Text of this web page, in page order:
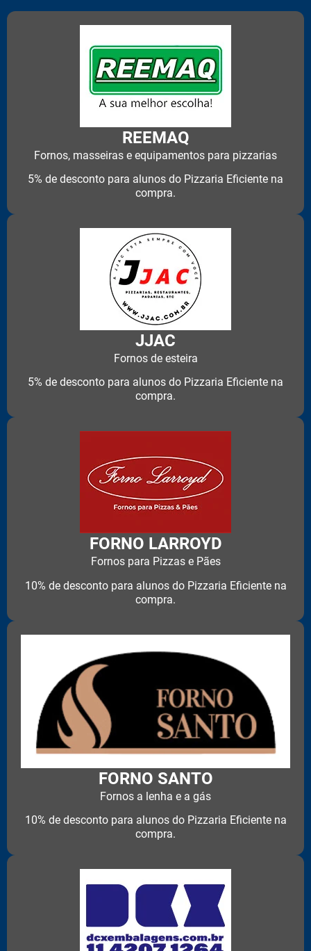
REEMAQ
Fornos, masseiras e equipamentos para pizzarias
5% de desconto para alunos do Pizzaria Eficiente na
compra.
JJAC
Fornos de esteira
5% de desconto para alunos do Pizzaria Eficiente na
compra.
FORNO LARROYD
Fornos para Pizzas e Pães
10% de desconto para alunos do Pizzaria Eficiente na
compra.
FORNO SANTO
Fornos a lenha e a gás
10% de desconto para alunos do Pizzaria Eficiente na
compra.